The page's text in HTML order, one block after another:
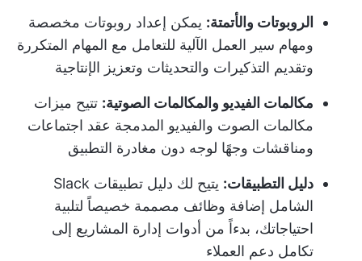
الروبوتات والأتمتة: يمكن إعداد روبوتات مخصصة
ومهام سير العمل الآلية للتعامل مع المهام المتكررة
وتقديم التذكيرات والتحديثات وتعزيز الإنتاجية
مكالمات الفيديو والمكالمات الصوتية: تتيح ميزات
مكالمات الصوت والفيديو المدمجة عقد اجتماعات
ومناقشات وجهًا لوجه دون مغادرة التطبيق
دليل التطبيقات:
يتيح لك دليل تطبيقات Slack
الشامل إضافة وظائف مصممة خصيصاً لتلبية
احتياجاتك، بدءاً من أدوات إدارة المشاريع إلى
تكامل دعم العملاء